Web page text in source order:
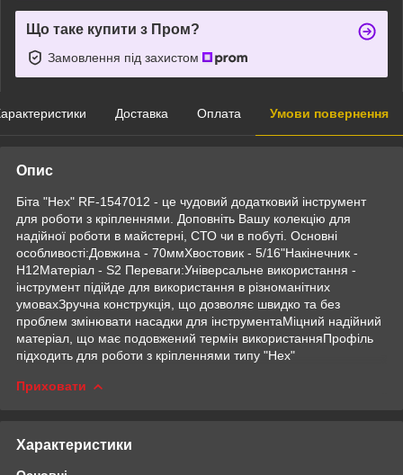
Що таке купити з Пром?
Замовлення під захистом
Доставка Оплата Умови повернення
Опис
Біта "Hex" RF-1547012 - це чудовий додатковий інструмент
для роботи з кріпленнями. Доповніть Вашу колекцію для
надійної роботи в майстерні, СТО чи в побуті. Основні
особливості:Довжина - 70ммХвостовик - 5/16"Накінечник -
H12Матеріал - S2 Переваги:Універсальне використання -
інструмент підійде для використання в різноманітних
умовахЗручна конструкція, що дозволяє швидко та без
проблем змінювати насадки для інструментаМіцний надійний
матеріал, що має подовжений термін використанняПрофіль
підходить для роботи з кріпленнями типу "Hex"
Приховати
Характеристики